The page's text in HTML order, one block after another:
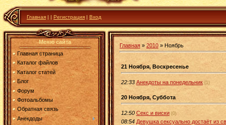
Главная | | Регистрация | Вход
Меню сайта
Главная страница
Каталог файлов
Каталог статей
Блог
Форум
Фотоальбомы
Обратная связь
Анекдоды
Главная » 2010 » Ноябрь
21 Ноября, Воскресенье
22:33 Анекдоты на понедельник (1)
20 Ноября, Суббота
12:50 Секс и виски (0)
08:54 Девушка сексуально достаёт из